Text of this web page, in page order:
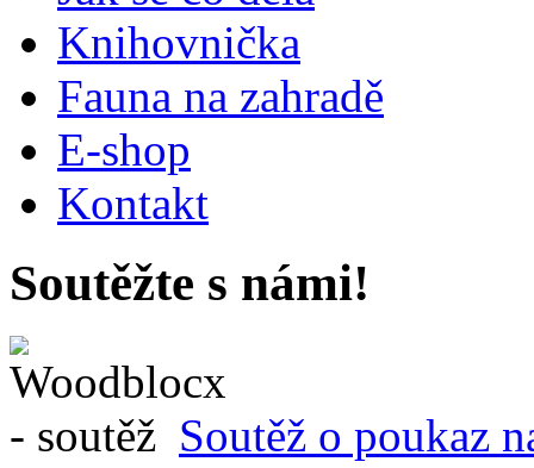
Knihovnička
Fauna na zahradě
E-shop
Kontakt
Soutěžte s námi!
Soutěž o poukaz